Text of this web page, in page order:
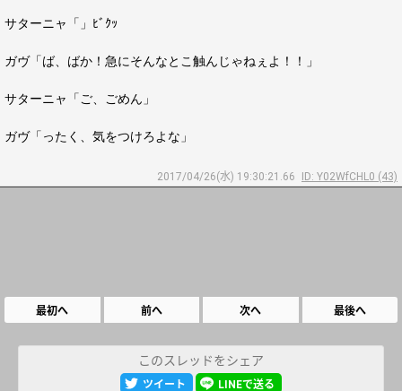
サターニャ「」ﾋﾞｸｯ
ガヴ「ば、ばか！急にそんなとこ触んじゃねぇよ！！」
サターニャ「ご、ごめん」
ガヴ「ったく、気をつけろよな」
2017/04/26(水) 19:30:21.66 ID: Y02WfCHL0 (43)
最初へ 前へ 次へ 最後へ
このスレッドをシェア
ツイート LINEで送る